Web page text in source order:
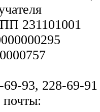
231101001
93, 228-69-91